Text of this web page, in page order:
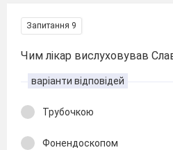
Запитання 9
Чим лікар вислуховував
варіанти відповідей
Трубочкою
Фонендоскопом